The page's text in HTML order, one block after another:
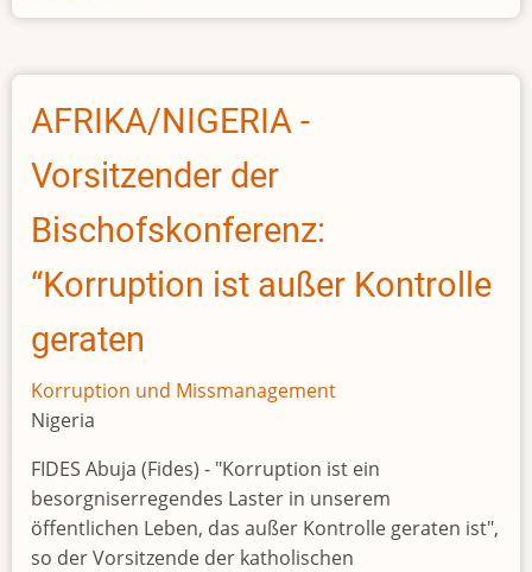
William
and
Bola
Tinubu:
Africa's
'flying
presidents'
under
fire
AFRIKA/NIGERIA -
Vorsitzender der
Bischofskonferenz:
“Korruption ist außer Kontrolle
geraten
Korruption und Missmanagement
Nigeria
FIDES Abuja (Fides) - "Korruption ist ein
besorgniserregendes Laster in unserem
öffentlichen Leben, das außer Kontrolle geraten ist",
so der Vorsitzende der katholischen